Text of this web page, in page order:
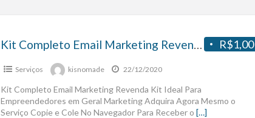
R$1,00
Kit Completo Email Marketing Revenda
Serviços kisnomade 22/12/2020
Kit Completo Email Marketing Revenda Kit Ideal Para
Empreendedores em Geral Marketing Adquira Agora Mesmo o
Serviço Copie e Cole No Navegador Para Receber o […]